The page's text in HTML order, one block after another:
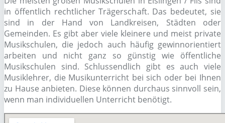
in öffentlich rechtlicher Trägerschaft. Das bedeutet, sie
sind in der Hand von Landkreisen, Städten oder
Gemeinden. Es gibt aber viele kleinere und meist private
Musikschulen, die jedoch auch häufig gewinnorientiert
arbeiten und nicht ganz so günstig wie öffentliche
Musikschulen sind. Schlussendlich gibt es auch viele
Musiklehrer, die Musikunterricht bei sich oder bei Ihnen
zu Hause anbieten. Diese können durchaus sinnvoll sein,
wenn man individuellen Unterricht benötigt.